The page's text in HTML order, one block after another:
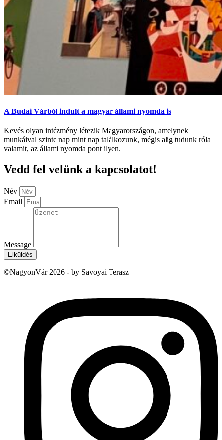
A Budai Várból indult a magyar állami nyomda is
Kevés olyan intézmény létezik Magyarországon, amelynek
munkáival szinte nap mint nap találkozunk, mégis alig tudunk róla
valamit, az állami nyomda pont ilyen.
Vedd fel velünk a kapcsolatot!
Név
Email
Message
Elküldés
©NagyonVár 2026 - by Savoyai Terasz